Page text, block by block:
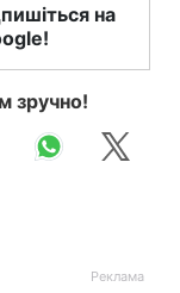
на
зручно!